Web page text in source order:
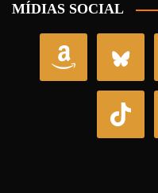
MÍDIAS SOCIAL